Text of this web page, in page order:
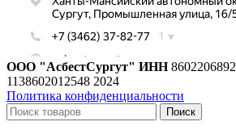
ООО "АсбестСургут" ИНН8602206892
1138602012548 2024
Политика конфиденциальности
Поиск